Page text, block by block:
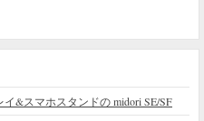
&スマホスタンドの midori SE/SF